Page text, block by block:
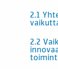
2.1
2.2